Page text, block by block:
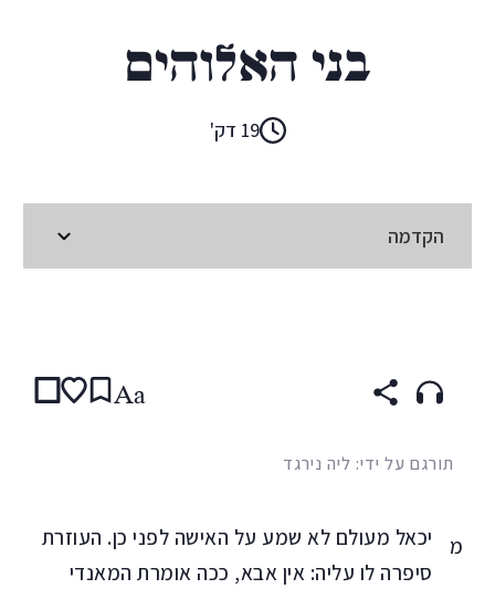
בני האלוהים
19 דק'
הקדמה
Aa
תורגם על ידי: ליה נירגד
מ
יכאל מעולם לא שמע על האישה לפני כן. העוזרת
סיפרה לו עליה: אין אבא, ככה אומרת המאנדי